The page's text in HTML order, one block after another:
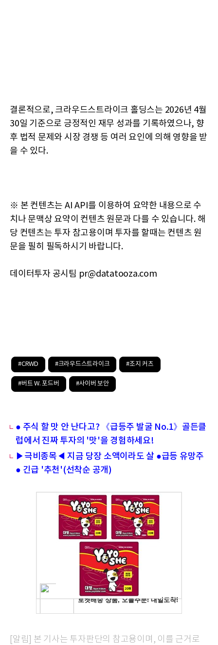
결론적으로, 크라우드스트라이크 홀딩스는 2026년 4월
30일 기준으로 긍정적인 재무 성과를 기록하였으나, 향
후 법적 문제와 시장 경쟁 등 여러 요인에 의해 영향을 받
을 수 있다.
※ 본 컨텐츠는 AI API를 이용하여 요약한 내용으로 수
치나 문맥상 요약이 컨텐츠 원문과 다를 수 있습니다. 해
당 컨텐츠는 투자 참고용이며 투자를 할때는 컨텐츠 원
문을 필히 필독하시기 바랍니다.
데이터투자 공시팀 pr@datatooza.com
#CRWD #크라우드스트라이크 #조지 커츠
#버트 W. 포드버 #사이버 보안
● 주식 할 맛 안 난다고? 《급등주 발굴 No.1》골든클
럽에서 진짜 투자의 '맛'을 경험하세요!
▶극비종목◀ 지금 당장 소액이라도 살 ●급등 유망주
● 긴급 '추천'(선착순 공개)
[알림] 본 기사는 투자판단의 참고용이며, 이를 근거로